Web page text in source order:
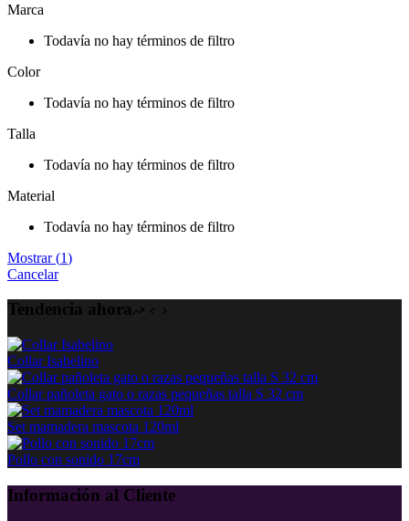
Marca
Todavía no hay términos de filtro
Color
Todavía no hay términos de filtro
Talla
Todavía no hay términos de filtro
Material
Todavía no hay términos de filtro
Mostrar(1)
Cancelar
Tendencia ahora
Collar Isabelino
Collar pañoleta gato o razas pequeñas talla S 32 cm
Set mamadera mascota 120ml
Pollo con sonido 17cm
Información al Cliente